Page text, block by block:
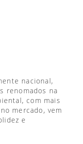
nacional,
renomados na
com mais
mercado, vem
e